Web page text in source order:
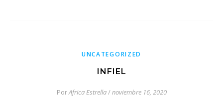
UNCATEGORIZED
INFIEL
PorAfrica Estrella/noviembre 16, 2020